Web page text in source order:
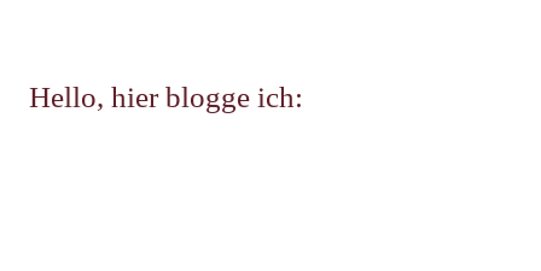
Hello, hier blogge ich: